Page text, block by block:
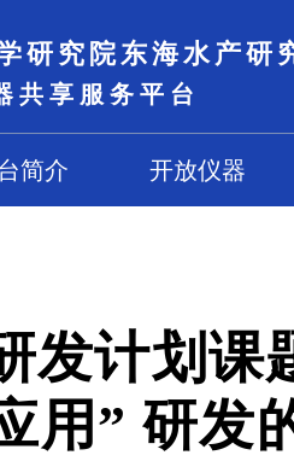
研究院东海水产研
共享服务平台
简介 开放仪器
发计划课
用” 研发